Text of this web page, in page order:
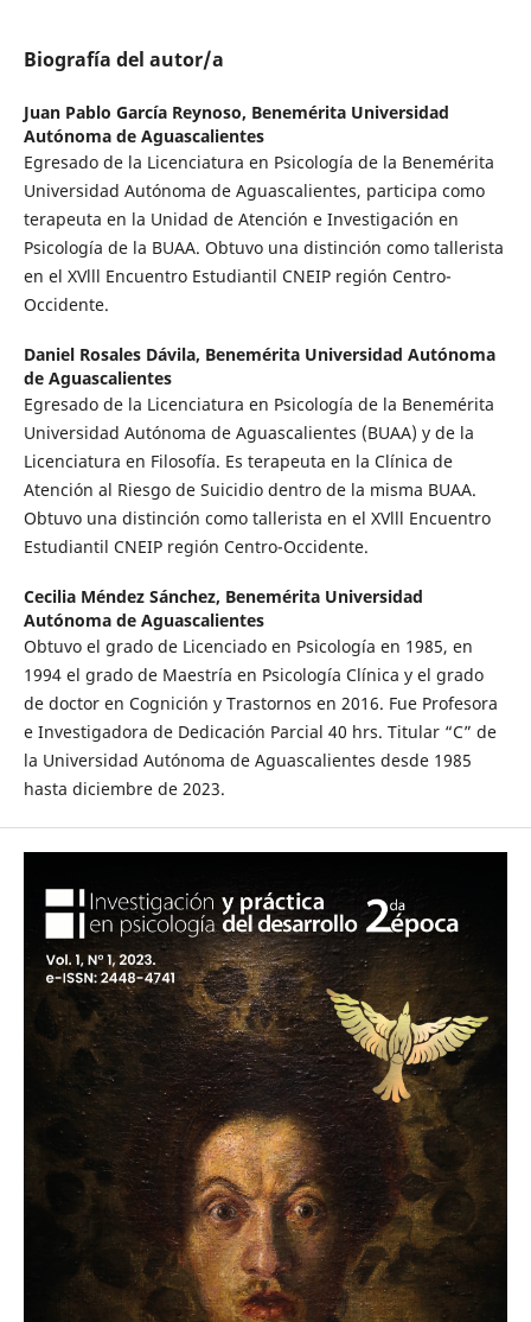
Biografía del autor/a
Juan Pablo García Reynoso, Benemérita Universidad
Autónoma de Aguascalientes
Egresado de la Licenciatura en Psicología de la Benemérita
Universidad Autónoma de Aguascalientes, participa como
terapeuta en la Unidad de Atención e Investigación en
Psicología de la BUAA. Obtuvo una distinción como tallerista
en el XVlll Encuentro Estudiantil CNEIP región Centro-
Occidente.
Daniel Rosales Dávila, Benemérita Universidad Autónoma
de Aguascalientes
Egresado de la Licenciatura en Psicología de la Benemérita
Universidad Autónoma de Aguascalientes (BUAA) y de la
Licenciatura en Filosofía. Es terapeuta en la Clínica de
Atención al Riesgo de Suicidio dentro de la misma BUAA.
Obtuvo una distinción como tallerista en el XVlll Encuentro
Estudiantil CNEIP región Centro-Occidente.
Cecilia Méndez Sánchez, Benemérita Universidad
Autónoma de Aguascalientes
Obtuvo el grado de Licenciado en Psicología en 1985, en
1994 el grado de Maestría en Psicología Clínica y el grado
de doctor en Cognición y Trastornos en 2016. Fue Profesora
e Investigadora de Dedicación Parcial 40 hrs. Titular “C” de
la Universidad Autónoma de Aguascalientes desde 1985
hasta diciembre de 2023.